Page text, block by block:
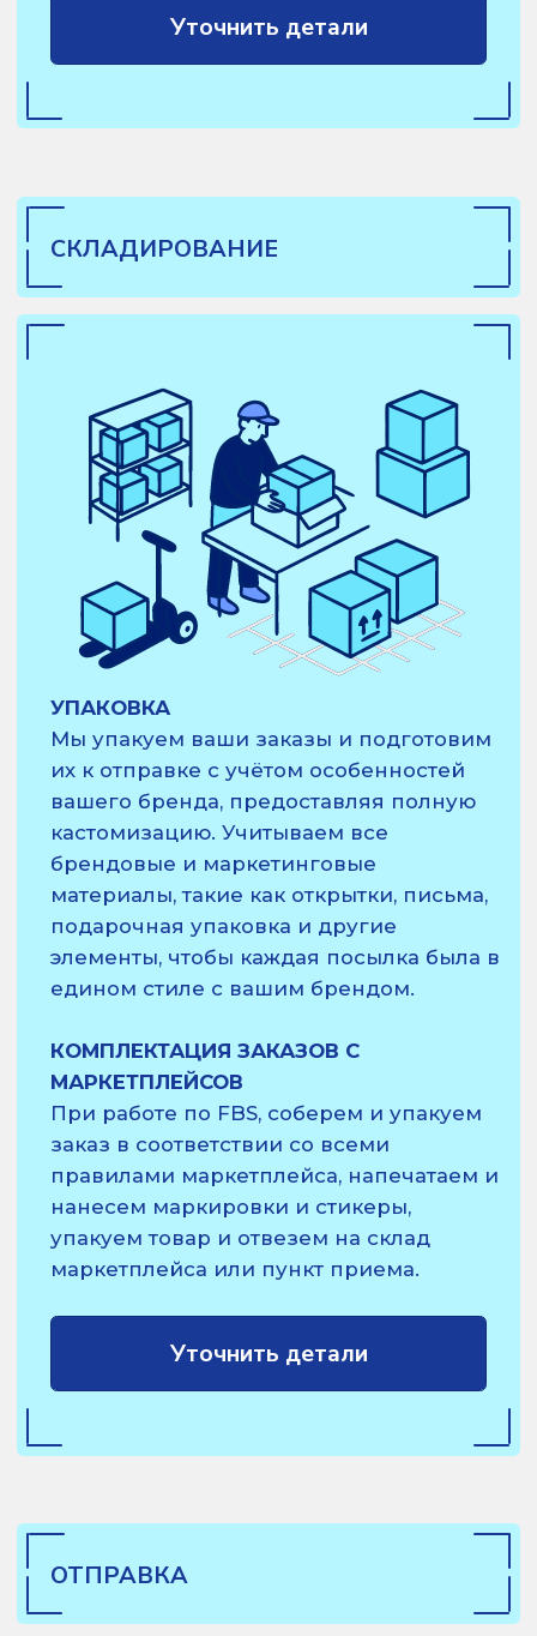
При работе по FBS, соберем и упакуем
заказ в соответствии со всеми
упакуем товар и отвезем на склад
ДОСТАВКА
Мы гарантируем надёжную доставку до
клиента, магазина или маркетплейса в
срок, с возможностью примерки.
УПРАВЛЕНИЕ ЗАКАЗАМИ И
Предоставим возможность
отслеживать и управлять заказами и
УПРАВЛЕНИЕ ВОЗВРАТАМИ
Приём возвратов, контроль качества,
Уточнить детали